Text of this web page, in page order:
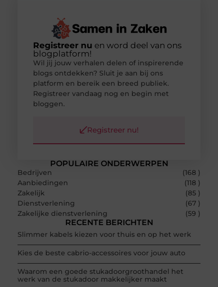
POPULAIRE ONDERWERPEN
Bedrijven
(168 )
Aanbiedingen
(118 )
Zakelijk
(85 )
Dienstverlening
(67 )
Zakelijke dienstverlening
(59 )
RECENTE BERICHTEN
Slimmer kabels kiezen voor thuis en op het werk
Kies de beste cabrio-accessoires voor jouw auto
Waarom een goede stukadoorgroothandel het
werk van de stukadoor makkelijker maakt
Registreer nu en word deel van ons
blogplatform!
Wil jij jouw verhalen delen of inspirerende
blogs ontdekken? Sluit je aan bij ons
platform en bereik een breed publiek.
Registreer vandaag nog en begin met
bloggen.
Registreer nu!